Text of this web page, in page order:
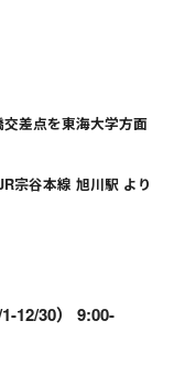
差点を東海大学方面
宗谷本線 旭川駅 より
12/30） 9:00-